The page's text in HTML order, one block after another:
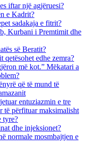
iftar një agjëruesi?
e Kadrit?
sadakaja e fitrit?
Kurbani i Premtimit dhe
së Beratit?
qetësohet edhe zemra?
më kot.” Mëkatari a
që të mund të
entuziazmin e tre
të përfituar maksimalisht
tyre?
dhe injeksionet?
normale mosmbajtjen e